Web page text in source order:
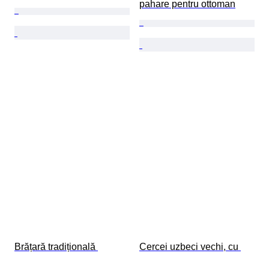
pahare pentru ottoman
Brățară tradițională
Cercei uzbeci vechi, cu